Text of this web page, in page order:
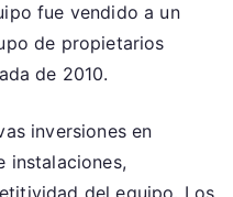
fue vendido a un
de propietarios
de 2010.
inversiones en
instalaciones,